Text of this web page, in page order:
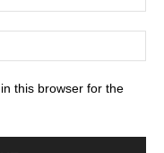
this browser for the